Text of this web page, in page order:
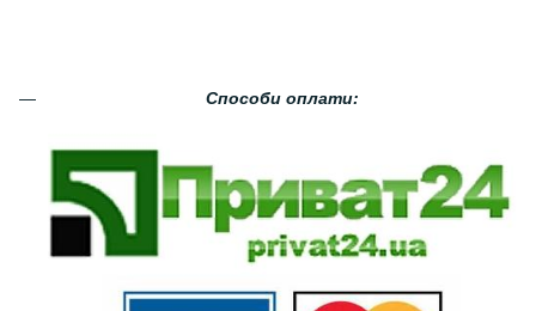
Способи оплати: